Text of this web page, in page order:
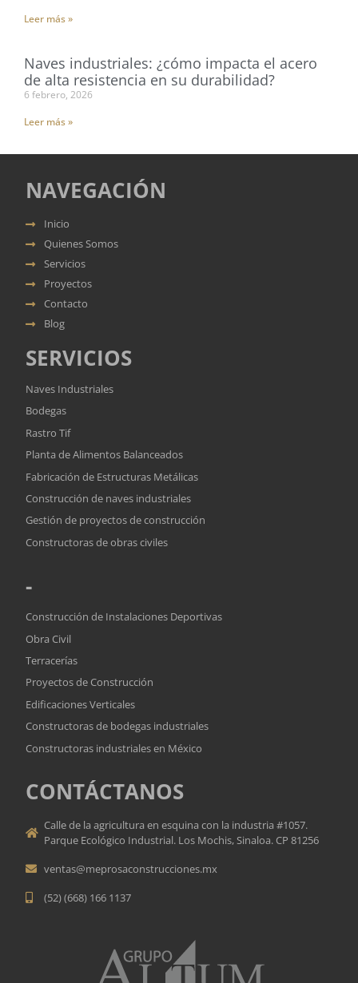
Leer más »
Naves industriales: ¿cómo impacta el acero
de alta resistencia en su durabilidad?
6 febrero, 2026
Leer más »
NAVEGACIÓN
Inicio
Quienes Somos
Servicios
Proyectos
Contacto
Blog
SERVICIOS
Naves Industriales
Bodegas
Rastro Tif
Planta de Alimentos Balanceados
Fabricación de Estructuras Metálicas
Construcción de naves industriales
Gestión de proyectos de construcción
Constructoras de obras civiles
-
Construcción de Instalaciones Deportivas
Obra Civil
Terracerías
Proyectos de Construcción
Edificaciones Verticales
Constructoras de bodegas industriales
Constructoras industriales en México
CONTÁCTANOS
Calle de la agricultura en esquina con la industria #1057.
Parque Ecológico Industrial. Los Mochis, Sinaloa. CP 81256
ventas@meprosaconstrucciones.mx
(52) (668) 166 1137